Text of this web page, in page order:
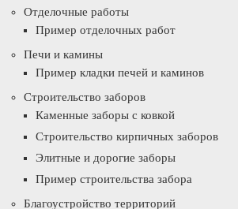
Отделочные работы
Пример отделочных работ
Печи и камины
Пример кладки печей и каминов
Строительство заборов
Каменные заборы с ковкой
Строительство кирпичных заборов
Элитные и дорогие заборы
Пример строительства забора
Благоустройство территорий